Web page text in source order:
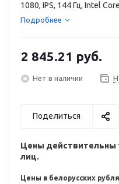
1080, IPS, 144 Гц, Intel
ГБ, видеокарта NVIDIA
Подробнее
2 845.21 руб.
Нет в наличии
Поделиться
Цены действительны
лиц.
Цены в белорусских